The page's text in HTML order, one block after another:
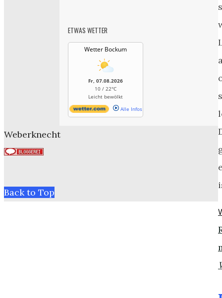
ETWAS WETTER
Wetter Bockum
Fr, 07.08.2026
10 / 22°C
Leicht bewölkt
Alle Infos
Weberknecht
Back to Top